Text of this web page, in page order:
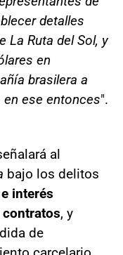
detalles
La Ruta del Sol, y
en
brasilera a
ese entonces".
al
bajo los delitos
interés
, y
de